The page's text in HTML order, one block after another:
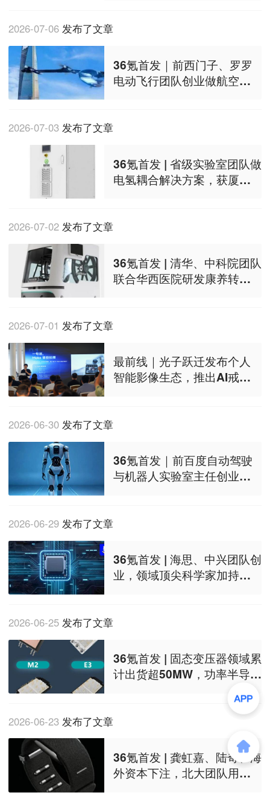
2026-07-06 发布了文章
36氪首发｜前西门子、罗罗
电动飞行团队创业做航空电
2026-07-03 发布了文章
36氪首发 | 省级实验室团队做
电氢耦合解决方案，获厦门
2026-07-02 发布了文章
36氪首发 | 清华、中科院团队
联合华西医院研发康养转运
2026-07-01 发布了文章
最前线｜光子跃迁发布个人
智能影像生态，推出AI戒指
2026-06-30 发布了文章
36氪首发｜前百度自动驾驶
与机器人实验室主任创业，
2026-06-29 发布了文章
36氪首发 | 海思、中兴团队创
业，领域顶尖科学家加持，
2026-06-25 发布了文章
36氪首发 | 固态变压器领域累
计出货超50MW，功率半导体
2026-06-23 发布了文章
36氪首发 | 龚虹嘉、陆奇、海
外资本下注，北大团队用肌